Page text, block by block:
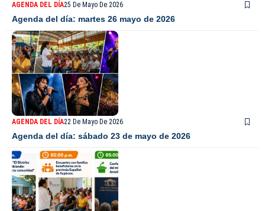
AGENDA DEL DÍA25 De Mayo De 2026
Agenda del día: martes 26 mayo de 2026
AGENDA DEL DÍA22 De Mayo De 2026
Agenda del día: sábado 23 de mayo de 2026